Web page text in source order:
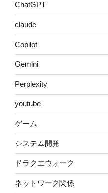
ChatGPT
claude
Copilot
Gemini
Perplexity
youtube
ゲーム
システム開発
ドラクエウォーク
ネットワーク関係